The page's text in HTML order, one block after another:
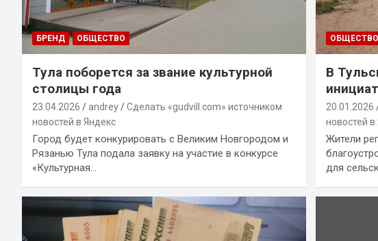
БРЕНД ОБЩЕСТВО
Тула поборется за звание культурной
столицы года
23.04.2026 andrey
Сделать «gudvill.com» источником
новостей в Яндекс
Город будет конкурировать с Великим Новгородом и
Рязанью Тула подала заявку на участие в конкурсе
«Культурная…
ОБЩЕСТВО
В
20.01.2026
новостей в
Жители
для